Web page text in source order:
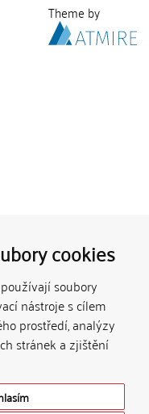
cookies
soubory
nástroje s cílem
prostředí, analýzy
stránek a zjištění
Theme by